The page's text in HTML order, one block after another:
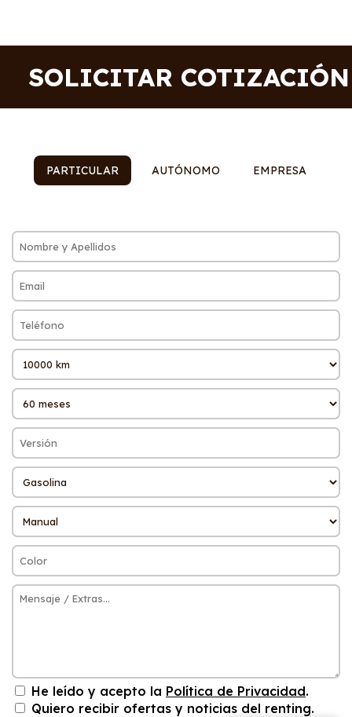
SOLICITAR COTIZACIÓN
PARTICULAR AUTÓNOMO EMPRESA
He leído y acepto la Política de Privacidad.
Quiero recibir ofertas y noticias del renting.